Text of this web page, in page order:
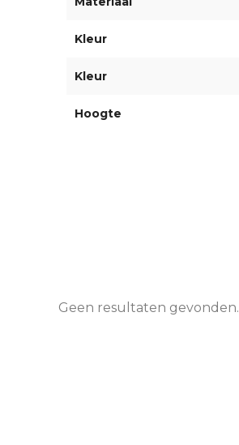
Kleur
Kleur
Hoogte
Geen resultaten gevonden.